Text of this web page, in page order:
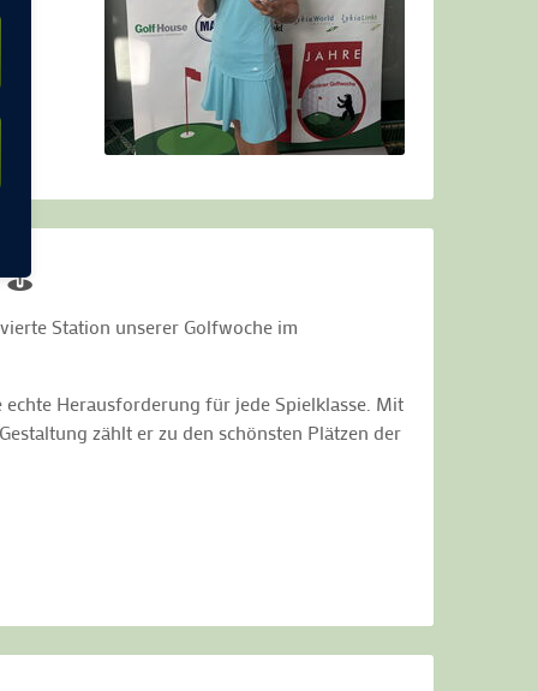
Station unserer Golfwoche im
Herausforderung für jede Spielklasse. Mit
zählt er zu den schönsten Plätzen der